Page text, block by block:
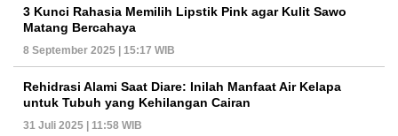
3 Kunci Rahasia Memilih Lipstik Pink agar Kulit Sawo
Matang Bercahaya
8 September 2025 | 15:17 WIB
Rehidrasi Alami Saat Diare: Inilah Manfaat Air Kelapa
untuk Tubuh yang Kehilangan Cairan
31 Juli 2025 | 11:58 WIB